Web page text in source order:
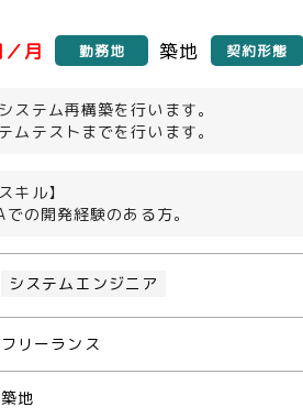
月 勤務地 築地 契約形態
ステム再構築を行います。
ムテストまでを行います。
キル】
での開発経験のある方。
システムエンジニア
フリーランス
築地